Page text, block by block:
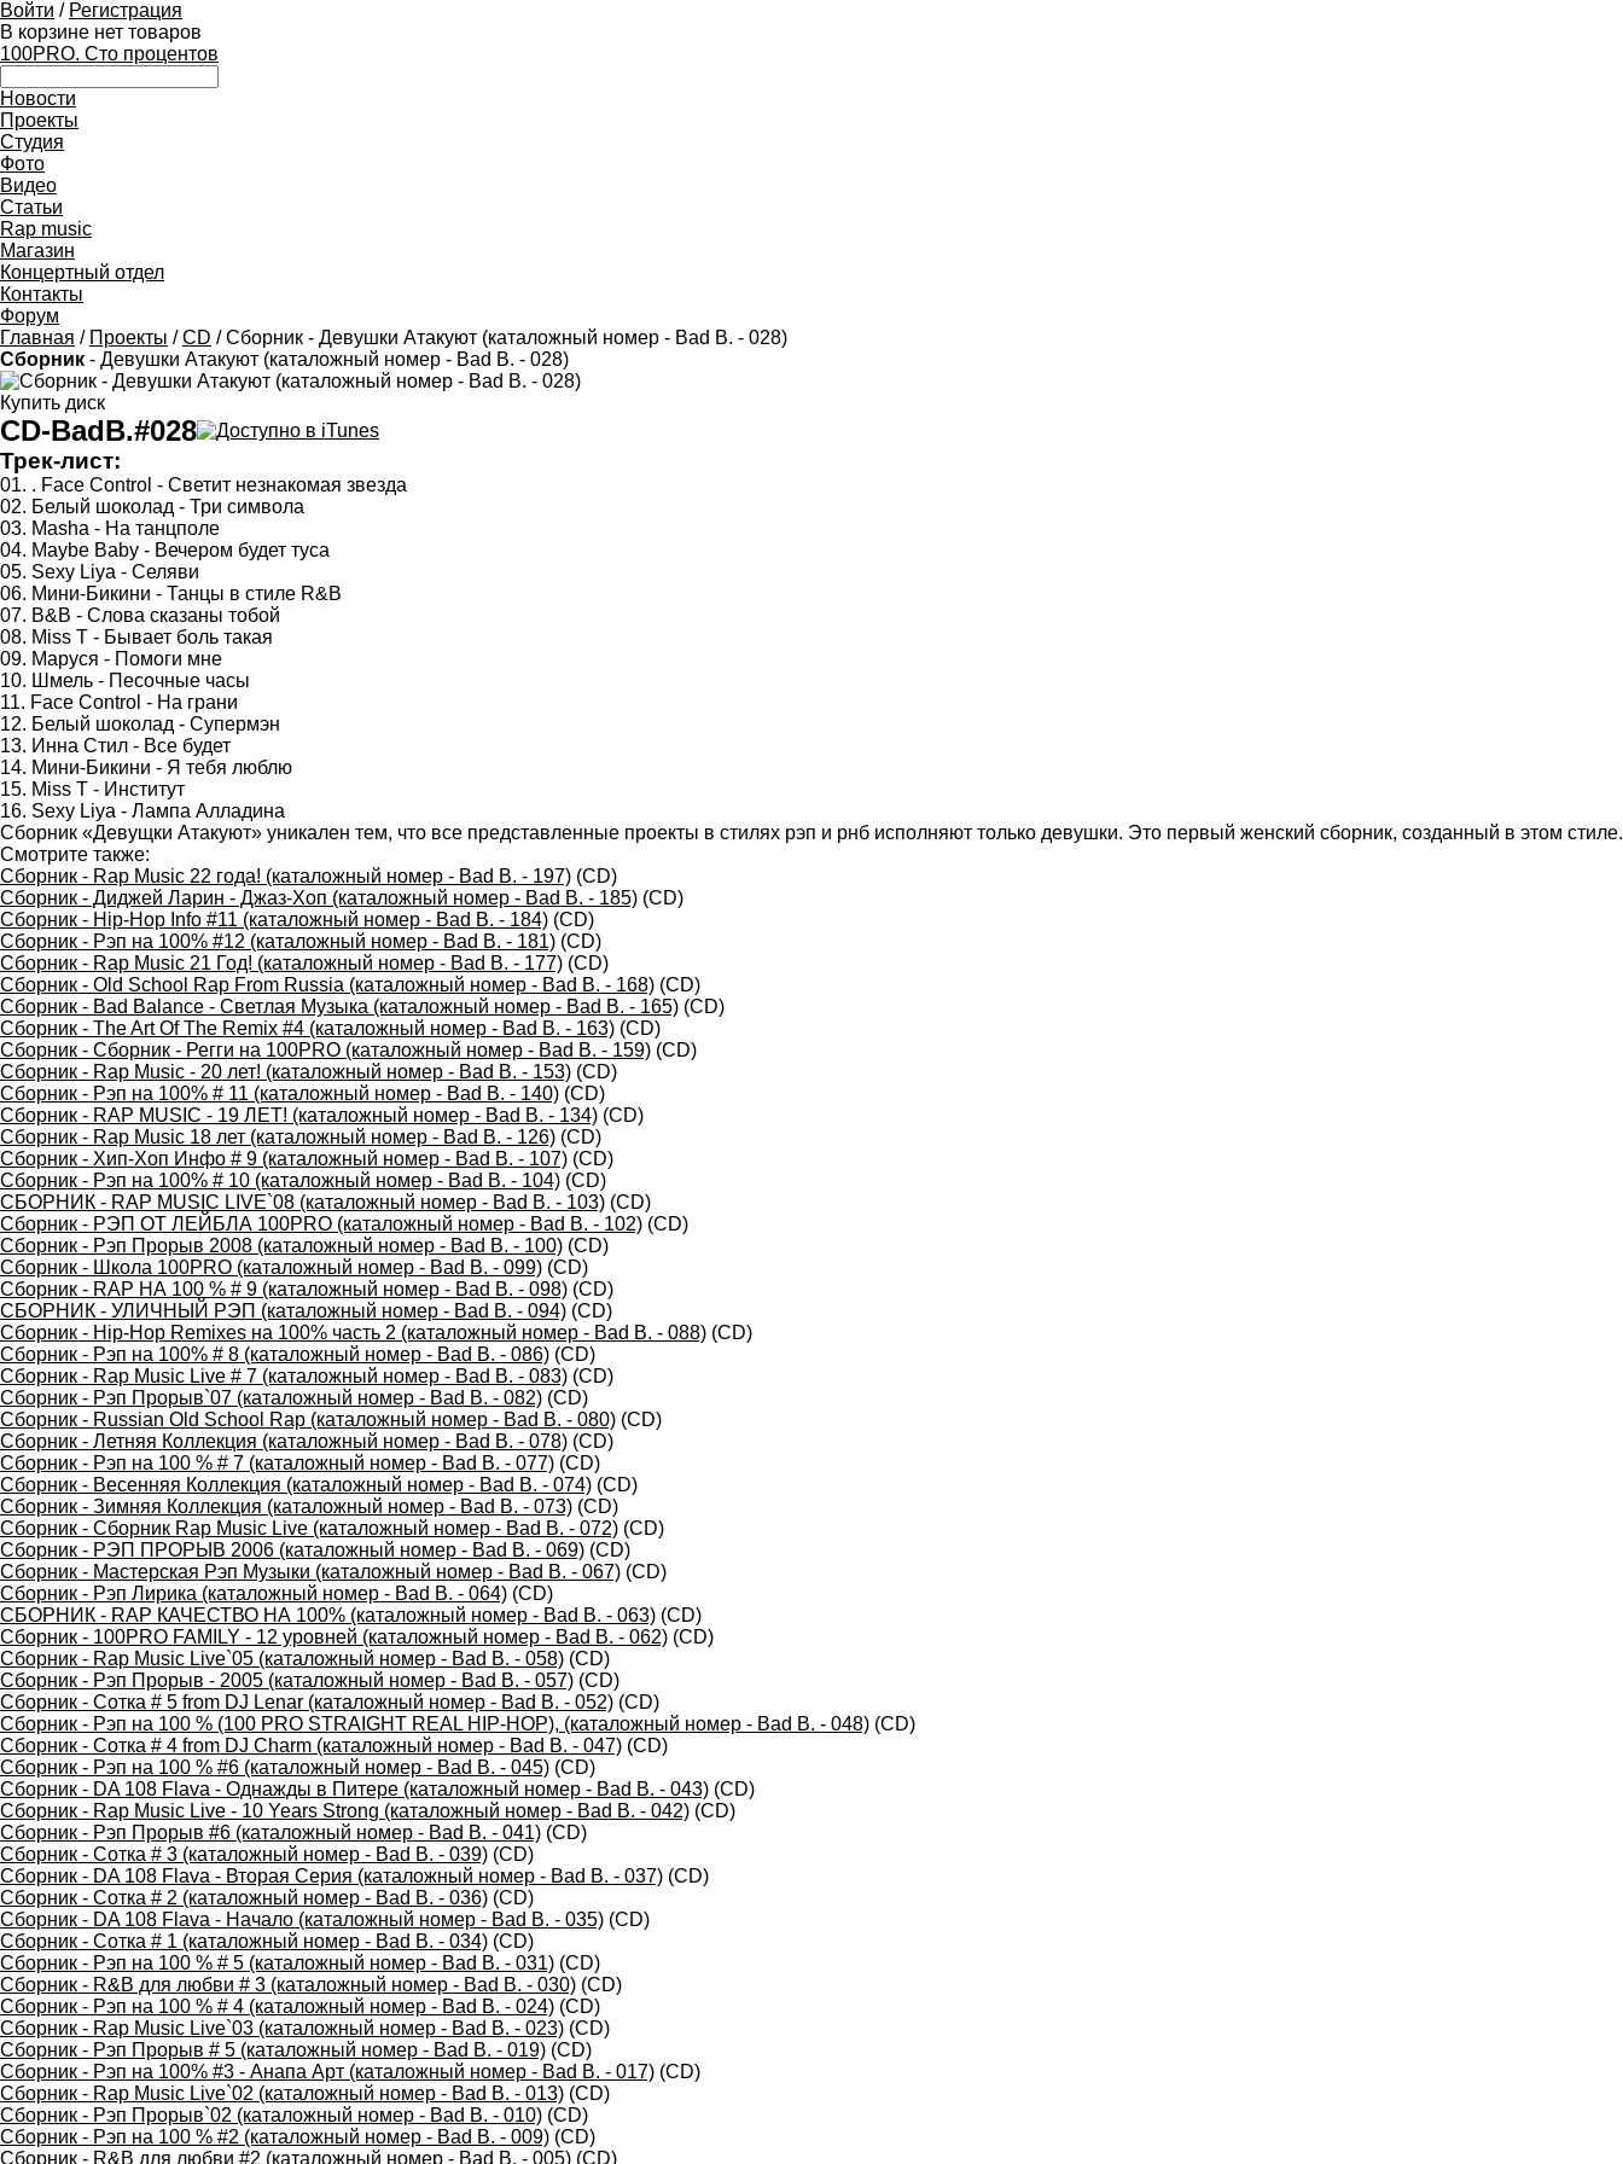
Войти / Регистрация
В корзине нет товаров
100PRO. Сто процентов
Новости
Проекты
Студия
Фото
Видео
Статьи
Rap music
Магазин
Концертный отдел
Контакты
Форум
Главная / Проекты /CD / Сборник - Девушки Атакуют (каталожный номер - Bad B. - 028)
Сборник - Девушки Атакуют (каталожный номер - Bad B. - 028)
Купить диск
CD-BadB.#028
Трек-лист:
01. . Face Control - Светит незнакомая звезда
02. Белый шоколад - Три символа
03. Masha - На танцполе
04. Maybe Baby - Вечером будет туса
05. Sexy Liya - Селяви
06. Мини-Бикини - Танцы в стиле R&B
07. B&B - Слова сказаны тобой
08. Miss T - Бывает боль такая
09. Маруся - Помоги мне
10. Шмель - Песочные часы
11. Face Control - На грани
12. Белый шоколад - Супермэн
13. Инна Стил - Все будет
14. Мини-Бикини - Я тебя люблю
15. Miss T - Институт
16. Sexy Liya - Лампа Алладина
Сборник «Девущки Атакуют» уникален тем, что все представленные проекты в стилях рэп и рнб исполняют только девушки. Это первый женский сборник, созданный в этом стиле.
Смотрите также:
Сборник - Rap Music 22 года! (каталожный номер - Bad B. - 197) (CD)
Сборник - Диджей Ларин - Джаз-Хоп (каталожный номер - Bad B. - 185) (CD)
Сборник - Hip-Hop Info #11 (каталожный номер - Bad B. - 184) (CD)
Сборник - Рэп на 100% #12 (каталожный номер - Bad B. - 181) (CD)
Сборник - Rap Music 21 Год! (каталожный номер - Bad B. - 177) (CD)
Сборник - Old School Rap From Russia (каталожный номер - Bad B. - 168) (CD)
Сборник - Bad Balance - Светлая Музыка (каталожный номер - Bad B. - 165) (CD)
Сборник - The Art Of The Remix #4 (каталожный номер - Bad B. - 163) (CD)
Сборник - Сборник - Регги на 100PRO (каталожный номер - Bad B. - 159) (CD)
Сборник - Rap Music - 20 лет! (каталожный номер - Bad B. - 153) (CD)
Сборник - Рэп на 100% # 11 (каталожный номер - Bad B. - 140) (CD)
Сборник - RAP MUSIC - 19 ЛЕТ! (каталожный номер - Bad B. - 134) (CD)
Сборник - Rap Music 18 лет (каталожный номер - Bad B. - 126) (CD)
Сборник - Хип-Хоп Инфо # 9 (каталожный номер - Bad B. - 107) (CD)
Сборник - Рэп на 100% # 10 (каталожный номер - Bad B. - 104) (CD)
СБОРНИК - RAP MUSIC LIVE`08 (каталожный номер - Bad B. - 103) (CD)
Сборник - РЭП ОТ ЛЕЙБЛА 100PRO (каталожный номер - Bad B. - 102) (CD)
Сборник - Рэп Прорыв 2008 (каталожный номер - Bad B. - 100) (CD)
Сборник - Школа 100PRO (каталожный номер - Bad B. - 099) (CD)
Сборник - RAP НА 100 % # 9 (каталожный номер - Bad B. - 098) (CD)
СБОРНИК - УЛИЧНЫЙ РЭП (каталожный номер - Bad B. - 094) (CD)
Сборник - Hip-Hop Remixes на 100% часть 2 (каталожный номер - Bad B. - 088) (CD)
Сборник - Рэп на 100% # 8 (каталожный номер - Bad B. - 086) (CD)
Сборник - Rap Music Live # 7 (каталожный номер - Bad B. - 083) (CD)
Сборник - Рэп Прорыв`07 (каталожный номер - Bad B. - 082) (CD)
Сборник - Russian Old School Rap (каталожный номер - Bad B. - 080) (CD)
Сборник - Летняя Коллекция (каталожный номер - Bad B. - 078) (CD)
Сборник - Рэп на 100 % # 7 (каталожный номер - Bad B. - 077) (CD)
Сборник - Весенняя Коллекция (каталожный номер - Bad B. - 074) (CD)
Сборник - Зимняя Коллекция (каталожный номер - Bad B. - 073) (CD)
Сборник - Сборник Rap Music Live (каталожный номер - Bad B. - 072) (CD)
Сборник - РЭП ПРОРЫВ 2006 (каталожный номер - Bad B. - 069) (CD)
Сборник - Мастерская Рэп Музыки (каталожный номер - Bad B. - 067) (CD)
Сборник - Рэп Лирика (каталожный номер - Bad B. - 064) (CD)
СБОРНИК - RAP КАЧЕСТВО НА 100% (каталожный номер - Bad B. - 063) (CD)
Сборник - 100PRO FAMILY - 12 уровней (каталожный номер - Bad B. - 062) (CD)
Сборник - Rap Music Live`05 (каталожный номер - Bad B. - 058) (CD)
Сборник - Рэп Прорыв - 2005 (каталожный номер - Bad B. - 057) (CD)
Сборник - Сотка # 5 from DJ Lenar (каталожный номер - Bad B. - 052) (CD)
Сборник - Рэп на 100 % (100 PRO STRAIGHT REAL HIP-HOP), (каталожный номер - Bad B. - 048) (CD)
Сборник - Сотка # 4 from DJ Charm (каталожный номер - Bad B. - 047) (CD)
Сборник - Рэп на 100 % #6 (каталожный номер - Bad B. - 045) (CD)
Сборник - DA 108 Flava - Однажды в Питере (каталожный номер - Bad B. - 043) (CD)
Сборник - Rap Music Live - 10 Years Strong (каталожный номер - Bad B. - 042) (CD)
Сборник - Рэп Прорыв #6 (каталожный номер - Bad B. - 041) (CD)
Сборник - Сотка # 3 (каталожный номер - Bad B. - 039) (CD)
Сборник - DA 108 Flava - Вторая Серия (каталожный номер - Bad B. - 037) (CD)
Сборник - Сотка # 2 (каталожный номер - Bad B. - 036) (CD)
Сборник - DA 108 Flava - Начало (каталожный номер - Bad B. - 035) (CD)
Сборник - Сотка # 1 (каталожный номер - Bad B. - 034) (CD)
Сборник - Рэп на 100 % # 5 (каталожный номер - Bad B. - 031) (CD)
Сборник - R&B для любви # 3 (каталожный номер - Bad B. - 030) (CD)
Сборник - Рэп на 100 % # 4 (каталожный номер - Bad B. - 024) (CD)
Сборник - Rap Music Live`03 (каталожный номер - Bad B. - 023) (CD)
Сборник - Рэп Прорыв # 5 (каталожный номер - Bad B. - 019) (CD)
Сборник - Рэп на 100% #3 - Анапа Арт (каталожный номер - Bad B. - 017) (CD)
Сборник - Rap Music Live`02 (каталожный номер - Bad B. - 013) (CD)
Сборник - Рэп Прорыв`02 (каталожный номер - Bad B. - 010) (CD)
Сборник - Рэп на 100 % #2 (каталожный номер - Bad B. - 009) (CD)
Сборник - R&B для любви #2 (каталожный номер - Bad B. - 005) (CD)